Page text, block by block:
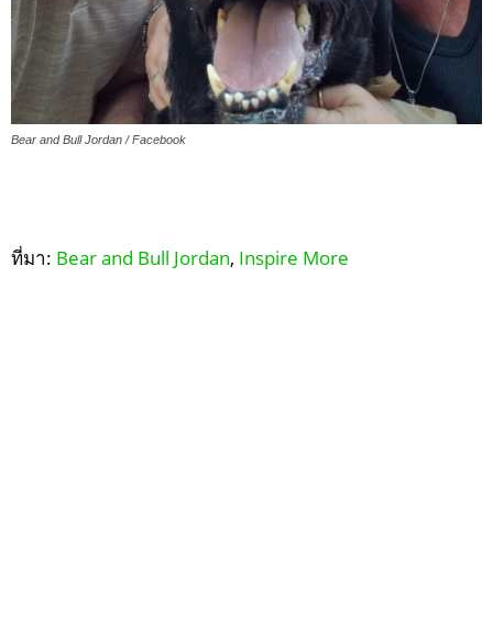
Bear and Bull Jordan / Facebook
ที่มา: Bear and Bull Jordan, Inspire More